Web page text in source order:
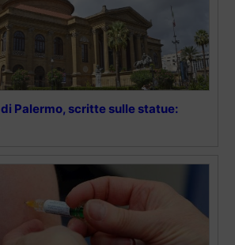
Palermo, scritte sulle statue: